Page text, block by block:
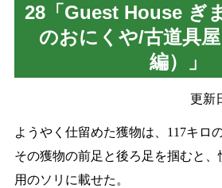
観光協会トッ
特産品
28「Guest House ぎ
のおにくや/古道具
編）」
更新
ようやく仕留めた獲物は、117キロ
その獲物の前足と後ろ足を掴むと、
用のソリに載せた。